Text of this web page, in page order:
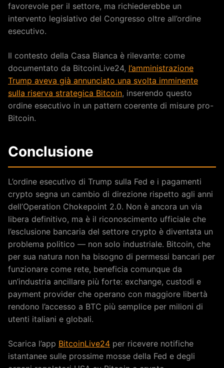
favorevole per il settore, ma richiederebbe un
intervento legislativo del Congresso oltre all’ordine
esecutivo.
Il contesto della Casa Bianca è rilevante: come
documentato da BitcoinLive24, l’amministrazione
Trump aveva già annunciato una svolta imminente
sulla riserva strategica Bitcoin, inserendo questo
ordine esecutivo in un pattern coerente di misure pro-
Bitcoin.
Conclusione
L’ordine esecutivo di Trump sulla Fed e i pagamenti
crypto segna un cambio di direzione rispetto agli anni
dell’Operation Chokepoint 2.0. Non è ancora un via
libera definitivo, ma è il riconoscimento ufficiale che
l’esclusione bancaria del settore crypto è diventata un
problema politico — non solo industriale. Bitcoin, che
per sua natura non ha bisogno di permessi bancari per
funzionare come rete, beneficia comunque da
un’industria ancillare più forte: exchange, custodi e
payment provider che operano con maggiore libertà
rendono l’accesso a BTC più semplice per milioni di
utenti italiani e globali.
Scarica l’app BitcoinLive24 per ricevere notifiche
istantanee sulle prossime mosse della Fed e degli